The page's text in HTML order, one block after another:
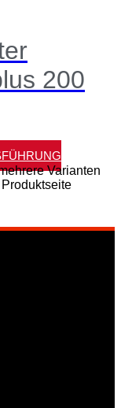
200
Varianten